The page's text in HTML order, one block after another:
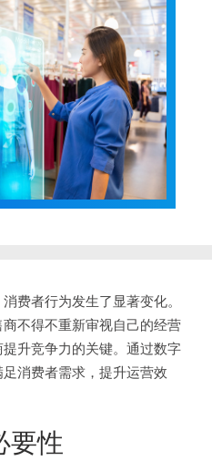
费者行为发生了显著变化。
不得不重新审视自己的经营
升竞争力的关键。通过数字
消费者需求，提升运营效
要性